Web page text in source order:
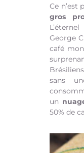
Ce n’est
gros
George
café
sans
un
50% de